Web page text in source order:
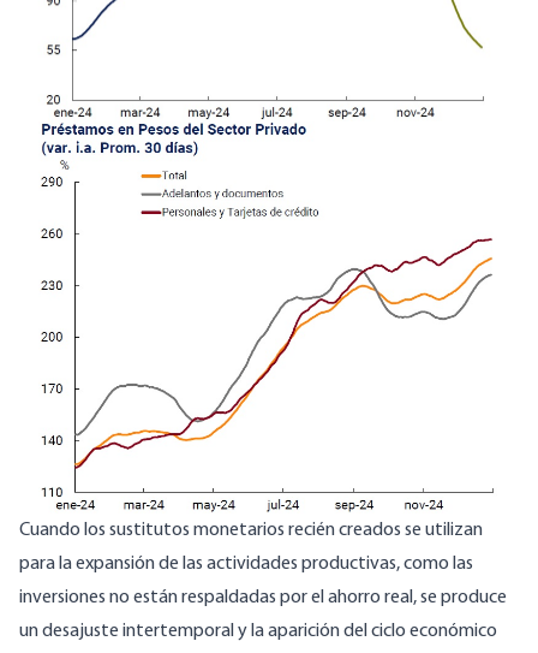
Cuando los sustitutos monetarios recién creados se utilizan
para la expansión de las actividades productivas, como las
inversiones no están respaldadas por el ahorro real, se produce
un desajuste intertemporal y la aparición del ciclo económico